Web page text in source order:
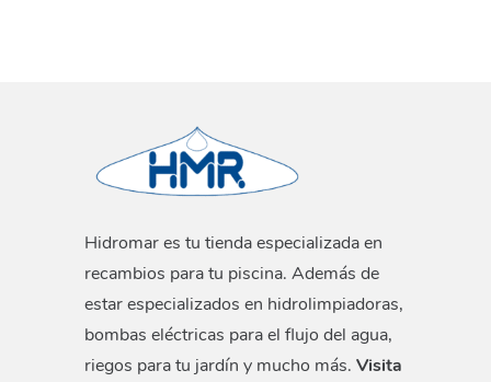
Hidromar es tu tienda especializada en
recambios para tu piscina. Además de
estar especializados en hidrolimpiadoras,
bombas eléctricas para el flujo del agua,
riegos para tu jardín y mucho más. Visita